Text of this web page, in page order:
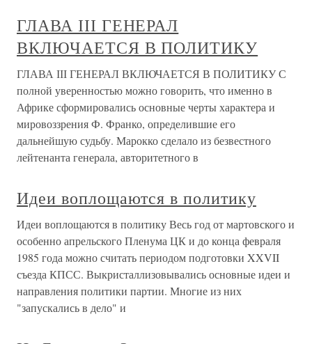
ГЛАВА ІІІ ГЕНЕРАЛ
ВКЛЮЧАЕТСЯ В ПОЛИТИКУ
ГЛАВА ІІІ ГЕНЕРАЛ ВКЛЮЧАЕТСЯ В ПОЛИТИКУ С
полной уверенностью можно говорить, что именно в
Африке сформировались основные черты характера и
мировоззрения Ф. Франко, определившие его
дальнейшую судьбу. Марокко сделало из безвестного
лейтенанта генерала, авторитетного в
Идеи воплощаются в политику
Идеи воплощаются в политику Весь год от мартовского и
особенно апрельского Пленума ЦК и до конца февраля
1985 года можно считать периодом подготовки XXVII
съезда КПСС. Выкристаллизовывались основные идеи и
направления политики партии. Многие из них
"запускались в дело" и